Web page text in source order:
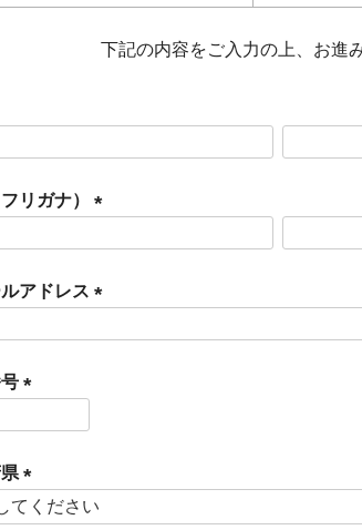
下記の内容をご入力の上、お進
フリガナ）
須
ルアドレス
号
須
)
県
(